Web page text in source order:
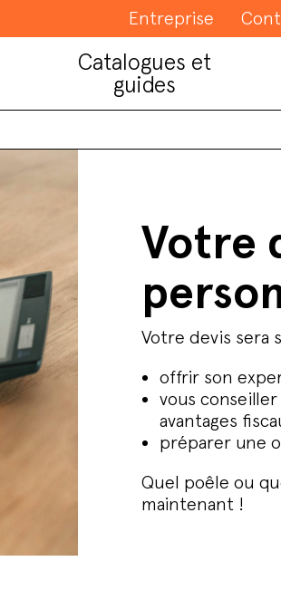
Entreprise
Catalogues et
guides
Votre
Votre devis sera
offrir son
vous
avantages
préparer une
Quel poêle ou
maintenant !